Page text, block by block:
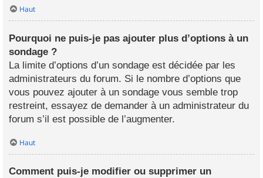
Haut
Pourquoi ne puis-je pas ajouter plus d’options à un
sondage ?
La limite d’options d’un sondage est décidée par les
administrateurs du forum. Si le nombre d’options que
vous pouvez ajouter à un sondage vous semble trop
restreint, essayez de demander à un administrateur du
forum s’il est possible de l’augmenter.
Haut
Comment puis-je modifier ou supprimer un